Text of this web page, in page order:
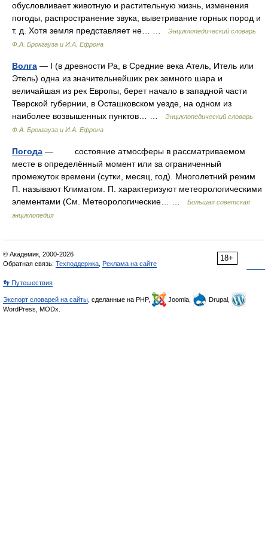
обусловливает животную и растительную жизнь, изменения
погоды, распространение звука, выветривание горных пород и
т. д. Хотя земля представляет не… …
Энциклопедический словарь
Ф.А. Брокгауза и И.А. Ефрона
Волга — I (в древности Ра, в Средние века Атель, Итель или
Этель) одна из значительнейших рек земного шара и
величайшая из рек Европы, берет начало в западной части
Тверской губернии, в Осташковском уезде, на одном из
наиболее возвышенных пунктов… …
Энциклопедический словарь
Ф.А. Брокгауза и И.А. Ефрона
Погода — состояние атмосферы в рассматриваемом
месте в определённый момент или за ограниченный
промежуток времени (сутки, месяц, год). Многолетний режим
П. называют Климатом. П. характеризуют метеорологическими
элементами (См. Метеорологические… …
Большая советская
энциклопедия
18+
© Академик, 2000-2026
Обратная связь: Техподдержка Реклама на сайте
👣 Путешествия
Экспорт словарей на сайты , сделанные на PHP, Joomla,
Drupal,
WordPress, MODx.